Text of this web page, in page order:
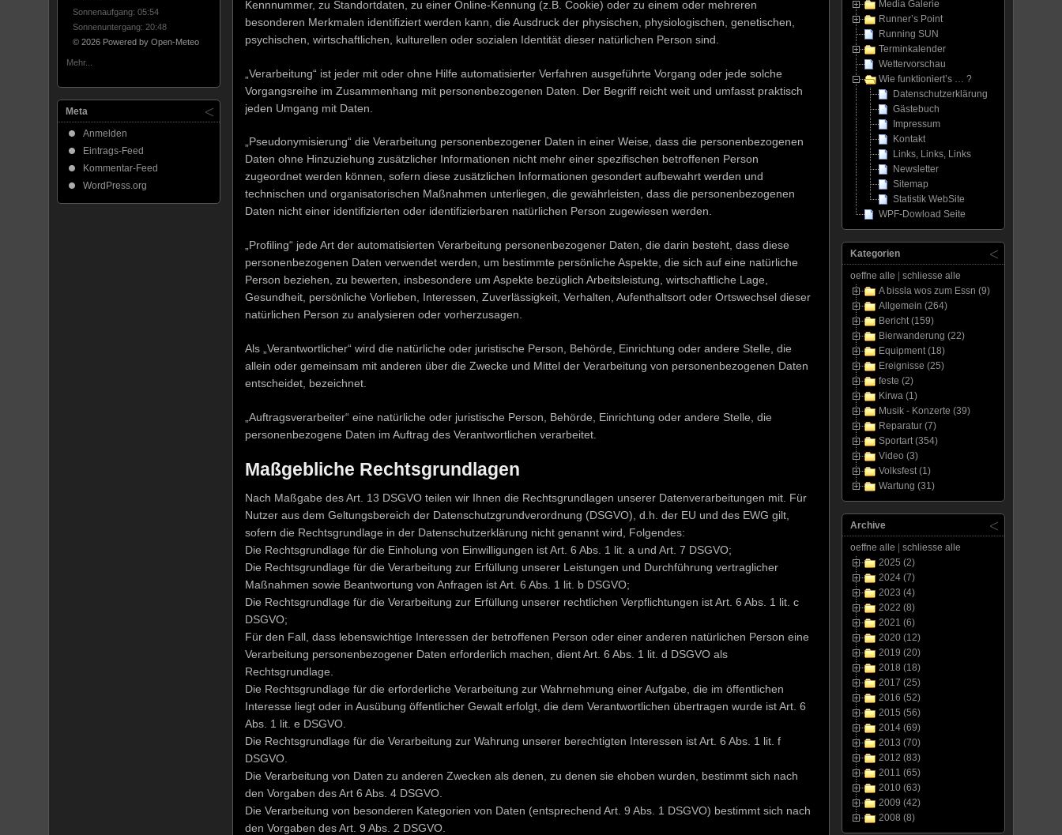
Kennnummer, zu Standortdaten, zu einer Online-Kennung (z.B. Cookie) oder zu einem oder mehreren
besonderen Merkmalen identifiziert werden kann, die Ausdruck der physischen, physiologischen, genetischen,
psychischen, wirtschaftlichen, kulturellen oder sozialen Identität dieser natürlichen Person sind.
„Verarbeitung“ ist jeder mit oder ohne Hilfe automatisierter Verfahren ausgeführte Vorgang oder jede solche
Vorgangsreihe im Zusammenhang mit personenbezogenen Daten. Der Begriff reicht weit und umfasst praktisch
jeden Umgang mit Daten.
„Pseudonymisierung“ die Verarbeitung personenbezogener Daten in einer Weise, dass die personenbezogenen
Daten ohne Hinzuziehung zusätzlicher Informationen nicht mehr einer spezifischen betroffenen Person
zugeordnet werden können, sofern diese zusätzlichen Informationen gesondert aufbewahrt werden und
technischen und organisatorischen Maßnahmen unterliegen, die gewährleisten, dass die personenbezogenen
Daten nicht einer identifizierten oder identifizierbaren natürlichen Person zugewiesen werden.
„Profiling“ jede Art der automatisierten Verarbeitung personenbezogener Daten, die darin besteht, dass diese
personenbezogenen Daten verwendet werden, um bestimmte persönliche Aspekte, die sich auf eine natürliche
Person beziehen, zu bewerten, insbesondere um Aspekte bezüglich Arbeitsleistung, wirtschaftliche Lage,
Gesundheit, persönliche Vorlieben, Interessen, Zuverlässigkeit, Verhalten, Aufenthaltsort oder Ortswechsel dieser
natürlichen Person zu analysieren oder vorherzusagen.
Als „Verantwortlicher“ wird die natürliche oder juristische Person, Behörde, Einrichtung oder andere Stelle, die
allein oder gemeinsam mit anderen über die Zwecke und Mittel der Verarbeitung von personenbezogenen Daten
entscheidet, bezeichnet.
„Auftragsverarbeiter“ eine natürliche oder juristische Person, Behörde, Einrichtung oder andere Stelle, die
personenbezogene Daten im Auftrag des Verantwortlichen verarbeitet.
Maßgebliche Rechtsgrundlagen
Nach Maßgabe des Art. 13 DSGVO teilen wir Ihnen die Rechtsgrundlagen unserer Datenverarbeitungen mit. Für
Nutzer aus dem Geltungsbereich der Datenschutzgrundverordnung (DSGVO), d.h. der EU und des EWG gilt,
sofern die Rechtsgrundlage in der Datenschutzerklärung nicht genannt wird, Folgendes:
Die Rechtsgrundlage für die Einholung von Einwilligungen ist Art. 6 Abs. 1 lit. a und Art. 7 DSGVO;
Die Rechtsgrundlage für die Verarbeitung zur Erfüllung unserer Leistungen und Durchführung vertraglicher
Maßnahmen sowie Beantwortung von Anfragen ist Art. 6 Abs. 1 lit. b DSGVO;
Die Rechtsgrundlage für die Verarbeitung zur Erfüllung unserer rechtlichen Verpflichtungen ist Art. 6 Abs. 1 lit. c
DSGVO;
Für den Fall, dass lebenswichtige Interessen der betroffenen Person oder einer anderen natürlichen Person eine
Verarbeitung personenbezogener Daten erforderlich machen, dient Art. 6 Abs. 1 lit. d DSGVO als
Rechtsgrundlage.
Die Rechtsgrundlage für die erforderliche Verarbeitung zur Wahrnehmung einer Aufgabe, die im öffentlichen
Interesse liegt oder in Ausübung öffentlicher Gewalt erfolgt, die dem Verantwortlichen übertragen wurde ist Art. 6
Abs. 1 lit. e DSGVO.
Die Rechtsgrundlage für die Verarbeitung zur Wahrung unserer berechtigten Interessen ist Art. 6 Abs. 1 lit. f
DSGVO.
Die Verarbeitung von Daten zu anderen Zwecken als denen, zu denen sie ehoben wurden, bestimmt sich nach
den Vorgaben des Art 6 Abs. 4 DSGVO.
Die Verarbeitung von besonderen Kategorien von Daten (entsprechend Art. 9 Abs. 1 DSGVO) bestimmt sich nach
den Vorgaben des Art. 9 Abs. 2 DSGVO.
Sonnenaufgang: 05:54
Sonnenuntergang: 20:48
© 2026 Powered by Open-Meteo
Mehr...
Meta
Anmelden
Eintrags-Feed
Kommentar-Feed
WordPress.org
Media Galerie
Runner’s Point
Running SUN
Terminkalender
Wettervorschau
Wie funktioniert’s … ?
Datenschutzerklärung
Gästebuch
Impressum
Kontakt
Links, Links, Links
Newsletter
Sitemap
Statistik WebSite
WPF-Dowload Seite
Kategorien
oeffne alle
schliesse alle
A bissla wos zum Essn (9)
Allgemein (264)
Bericht (159)
Bierwanderung (22)
Equipment (18)
Ereignisse (25)
feste (2)
Kirwa (1)
Musik - Konzerte (39)
Reparatur (7)
Sportart (354)
Video (3)
Volksfest (1)
Wartung (31)
Archive
oeffne alle
schliesse alle
2025 (2)
2024 (7)
2023 (4)
2022 (8)
2021 (6)
2020 (12)
2019 (20)
2018 (18)
2017 (25)
2016 (52)
2015 (56)
2014 (69)
2013 (70)
2012 (83)
2011 (65)
2010 (63)
2009 (42)
2008 (8)